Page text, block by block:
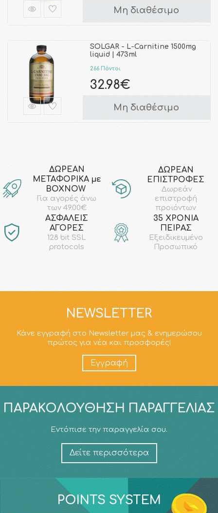
Μη διαθέσιμο
SOLGAR - L-Carnitine 1500mg
liquid | 473ml
266 Πόντοι
32.98€
Μη διαθέσιμο
ΔΩΡΕΑΝ
ΜΕΤΑΦΟΡΙΚΑ με
ΒΟΧΝΟW
Για αγορές άνω
των 49.00€
ΔΩΡΕΑΝ
ΕΠΙΣΤΡΟΦΕΣ
Δωρεάν
επιστροφή
προϊόντων
AΣΦΑΛΕΙΣ
ΑΓΟΡΕΣ
128 bit SSL
protocols
35 ΧΡΟΝΙΑ
ΠΕΙΡΑΣ
Εξειδικευμένο
Προσωπικό
NEWSLETTER
Κάνε εγγραφή στο Newsletter μας & ενημερώσου
πρώτος για νέα και προσφορές!
Εγγραφή
ΠΑΡΑΚΟΛΟΎΘΗΣΗ ΠΑΡΑΓΓΕΛΊΑΣ
Εντόπισε την παραγγελία σου.
Δείτε περισσότερα
POINTS SYSTEM